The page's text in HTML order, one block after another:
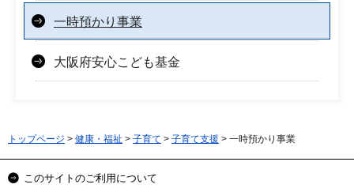
一時預かり事業
大阪府安心こども基金
トップページ > 健康・福祉 > 子育て > 子育て支援 > 一時預かり事業
このサイトのご利用について